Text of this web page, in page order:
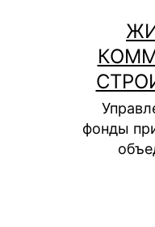
содержимому
фонды